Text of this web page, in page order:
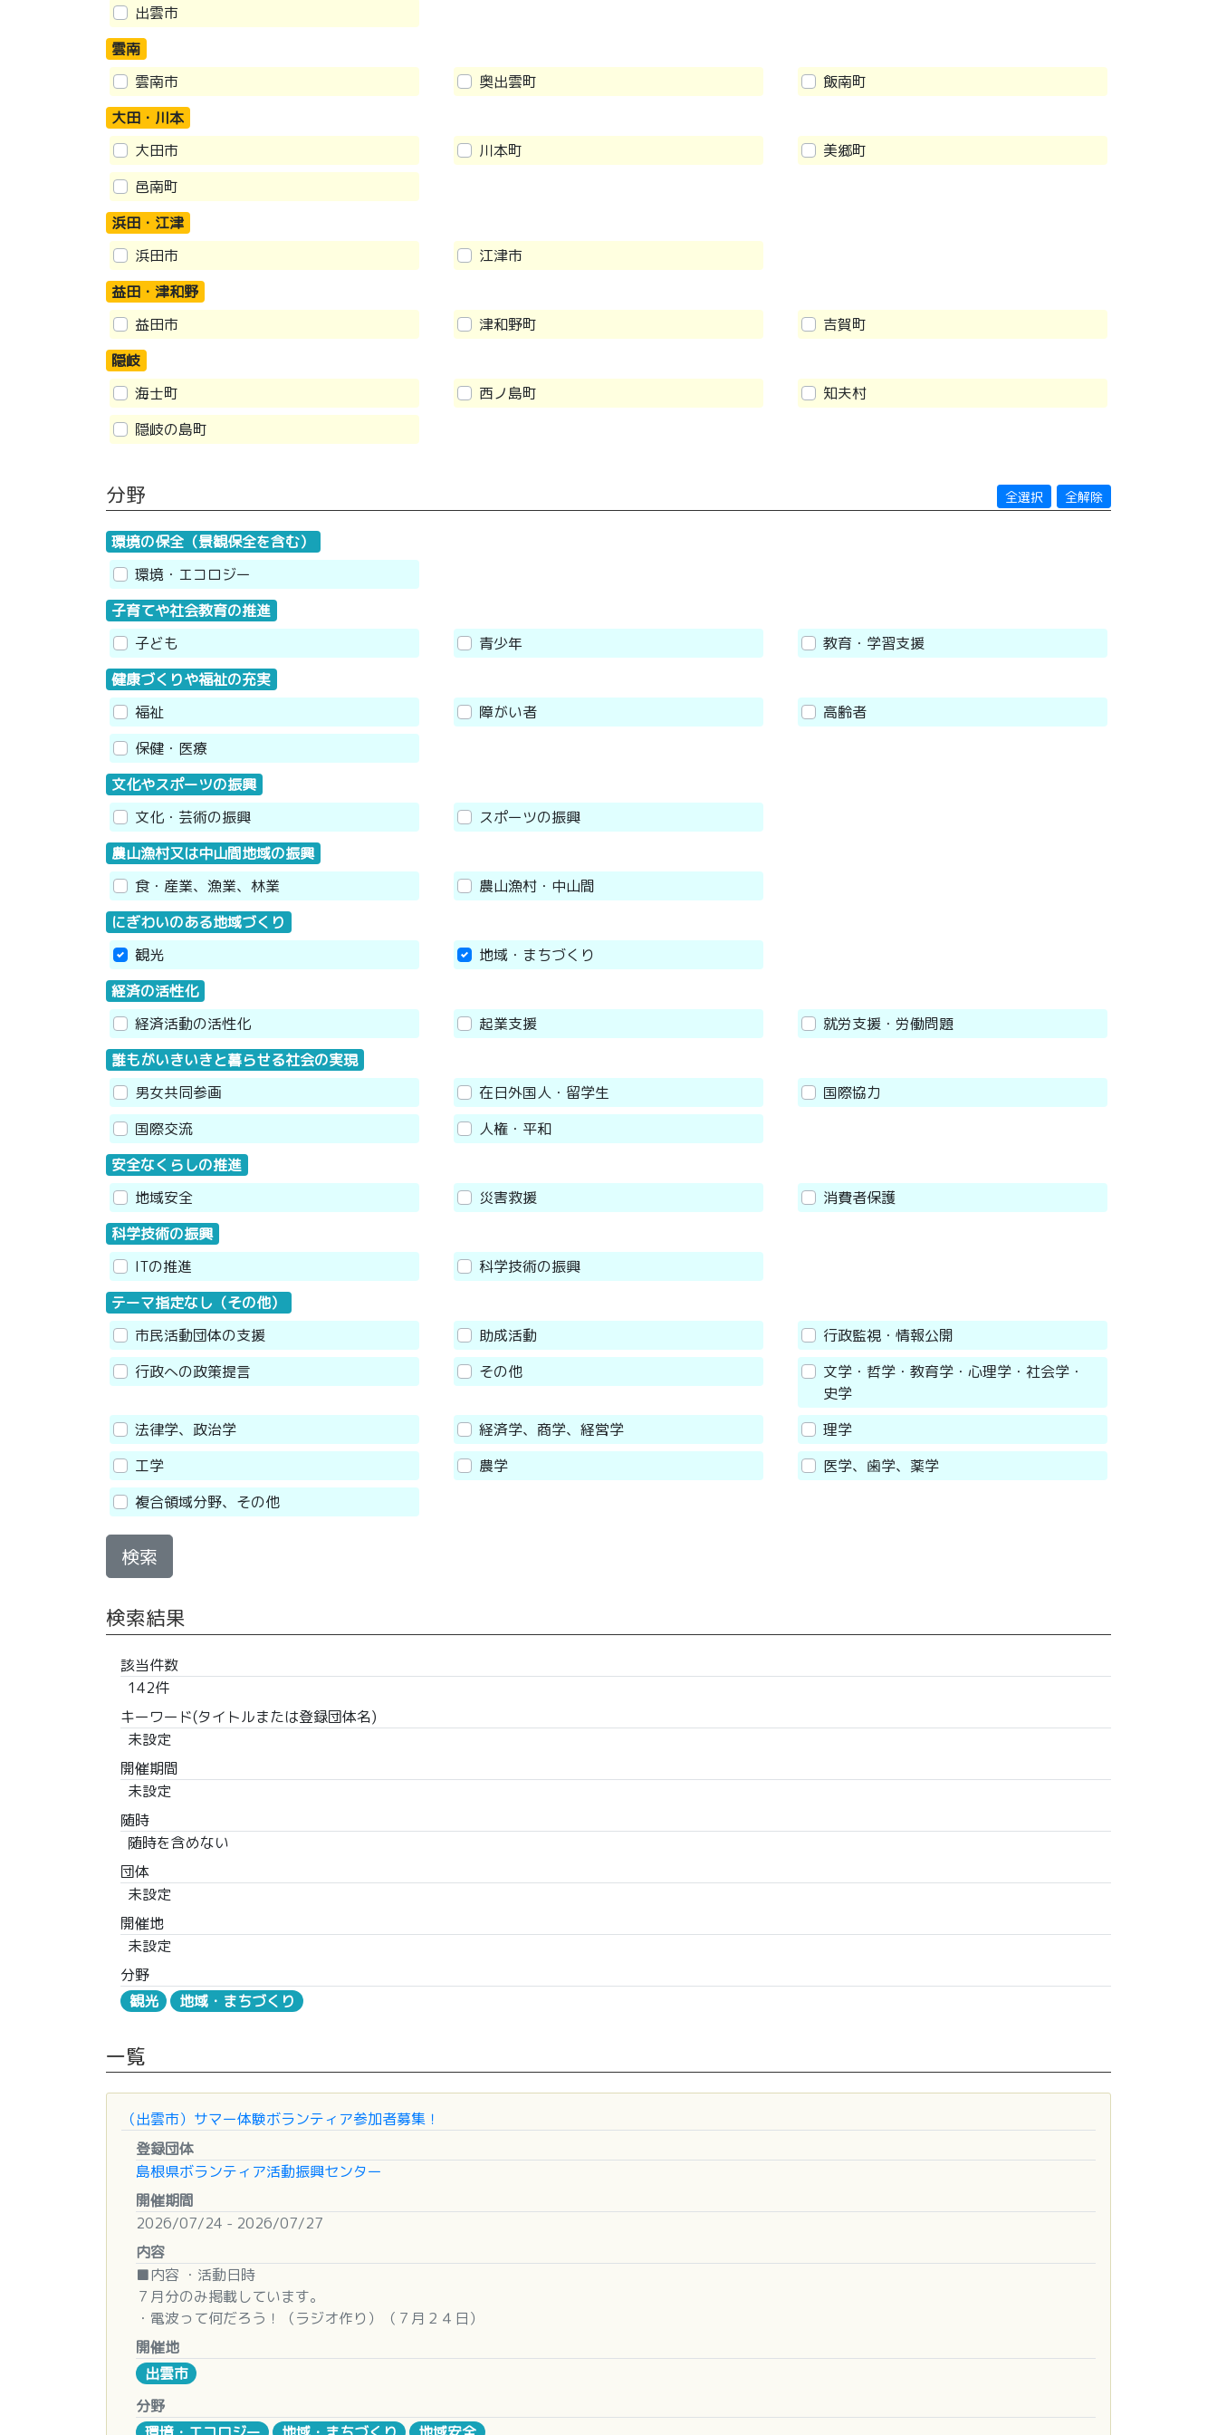
出雲市
雲南
雲南市
奥出雲町
飯南町
大田・川本
大田市
川本町
美郷町
邑南町
浜田・江津
浜田市
江津市
益田・津和野
益田市
津和野町
吉賀町
隠岐
海士町
西ノ島町
知夫村
隠岐の島町
分野 全選択 全解除
環境の保全（景観保全を含む）
環境・エコロジー
子育てや社会教育の推進
子ども
青少年
教育・学習支援
健康づくりや福祉の充実
福祉
障がい者
高齢者
保健・医療
文化やスポーツの振興
文化・芸術の振興
スポーツの振興
農山漁村又は中山間地域の振興
食・産業、漁業、林業
農山漁村・中山間
にぎわいのある地域づくり
観光
地域・まちづくり
経済の活性化
経済活動の活性化
起業支援
就労支援・労働問題
誰もがいきいきと暮らせる社会の実現
男女共同参画
在日外国人・留学生
国際協力
国際交流
人権・平和
安全なくらしの推進
地域安全
災害救援
消費者保護
科学技術の振興
ITの推進
科学技術の振興
テーマ指定なし（その他）
市民活動団体の支援
助成活動
行政監視・情報公開
行政への政策提言
その他
文学・哲学・教育学・心理学・社会学・
史学
法律学、政治学
経済学、商学、経営学
理学
工学
農学
医学、歯学、薬学
複合領域分野、その他
検索
検索結果
該当件数
142件
キーワード(タイトルまたは登録団体名)
未設定
開催期間
未設定
随時
随時を含めない
団体
未設定
開催地
未設定
分野
観光
地域・まちづくり
一覧
（出雲市）サマー体験ボランティア参加者募集！
登録団体
島根県ボランティア活動振興センター
開催期間
2026/07/24 - 2026/07/27
内容
■内容 ・活動日時
７月分のみ掲載しています。
・電波って何だろう！（ラジオ作り）（７月２４日）
・折り紙づくりでボランティア（７月２５日、２６日）
・夏の歌を点字にしてみよう！（７月２７日）
■その他
・活動後にはボランティア参加証明書をお渡しします。
開催地
出雲市
分野